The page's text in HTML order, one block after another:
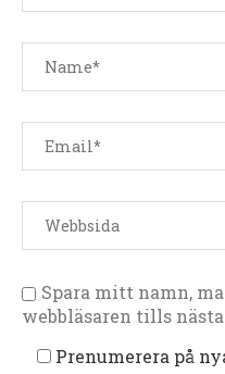
Spara mitt namn,
webbläsaren tills
Prenumerera på